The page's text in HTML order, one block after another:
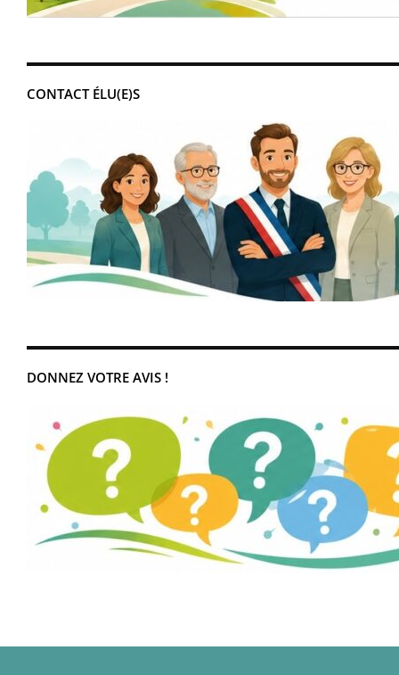
CONTACT ÉLU(E)S
DONNEZ VOTRE AVIS !